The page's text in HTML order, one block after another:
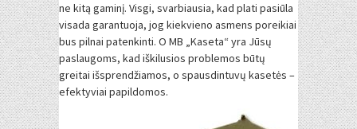
ne kitą gaminį. Visgi, svarbiausia, kad plati pasiūla
visada garantuoja, jog kiekvieno asmens poreikiai
bus pilnai patenkinti. O MB „Kaseta“ yra Jūsų
paslaugoms, kad iškilusios problemos būtų
greitai išsprendžiamos, o spausdintuvų kasetės –
efektyviai papildomos.